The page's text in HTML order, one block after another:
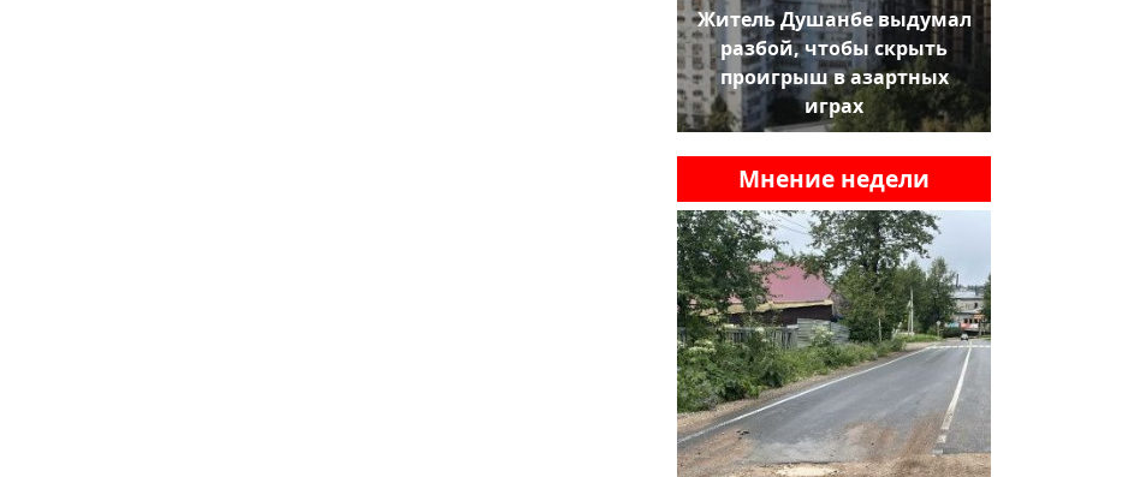
Житель Душанбе выдумал
разбой, чтобы скрыть
проигрыш в азартных
играх
Мнение недели